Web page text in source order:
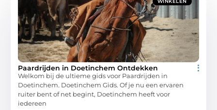
WINKELEN
Paardrijden in Doetinchem Ontdekken
Welkom bij de ultieme gids voor Paardrijden in
Doetinchem. Doetinchem Gids. Of je nu een ervaren
ruiter bent of net begint, Doetinchem heeft voor
iedereen